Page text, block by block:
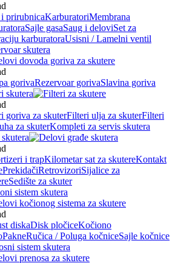
prirubnicaKarburatoriMembrana
Sajle gasaSaug i deloviSet za
karburatoraUsisni / Lamelni ventil
skutera
gorivaRezervoar gorivaSlavina goriva
skutera
goriva za skuterFilteri ulja za skuterFilteri
za skuterKompleti za servis skutera
i trapKilometar sat za skutereKontakt
PrekidačiRetrovizoriSijalice za
Sedište za skuter
sistem skutera
diskaDisk pločiceKočiono
PakneRučica / Poluga kočniceSajle kočnice
sistem skutera